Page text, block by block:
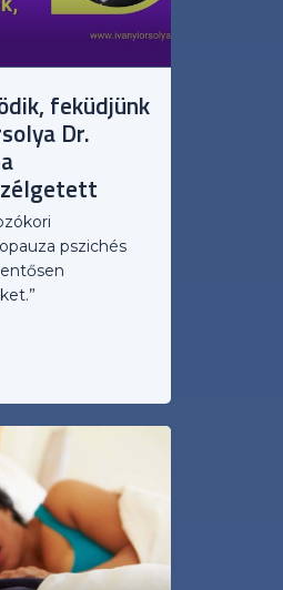
feküdjünk
Dr.
pszichés